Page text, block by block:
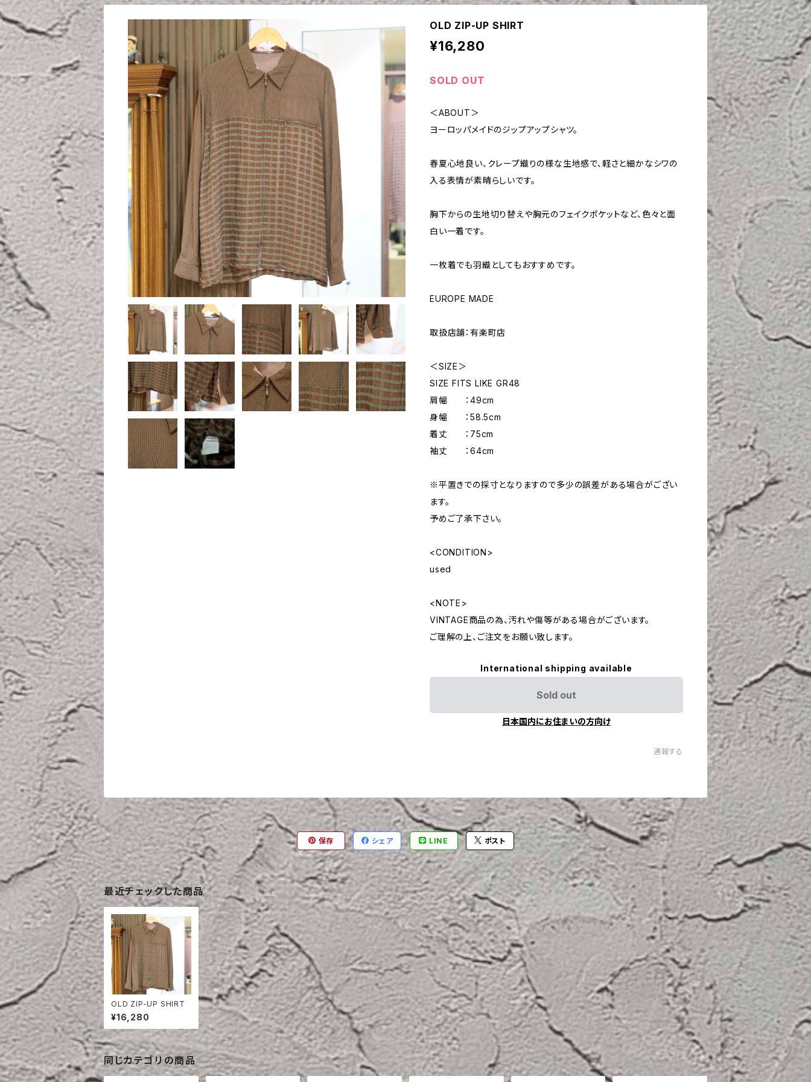
OLD ZIP-UP SHIRT
¥16,280
SOLD OUT
＜ABOUT＞
ヨーロッパメイドのジップアップシャツ。
春夏心地良い、クレープ織りの様な生地感で、軽さと細かなシワの
入る表情が素晴らしいです。
胸下からの生地切り替えや胸元のフェイクポケットなど、色々と面
白い一着です。
一枚着でも羽織としてもおすすめです。
EUROPE MADE
取扱店舗：有楽町店
＜SIZE＞
SIZE FITS LIKE GR48
肩幅 ：49cm
身幅 ：58.5cm
着丈 ：75cm
袖丈 ：64cm
※平置きでの採寸となりますので多少の誤差がある場合がござい
ます。
予めご了承下さい。
<CONDITION>
used
<NOTE>
VINTAGE商品の為、汚れや傷等がある場合がございます。
ご理解の上、ご注文をお願い致します。
International shipping available
Sold out
日本国内にお住まいの方向け
通報する
保存 シェア LINE ポスト
最近チェックした商品
OLD ZIP-UP SHIRT
¥16,280
同じカテゴリの商品